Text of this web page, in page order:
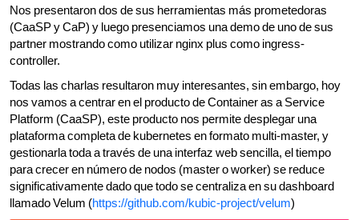
Nos presentaron dos de sus herramientas más prometedoras
(CaaSP y CaP) y luego presenciamos una demo de uno de sus
partner mostrando como utilizar nginx plus como ingress-
controller.
Todas las charlas resultaron muy interesantes, sin embargo, hoy
nos vamos a centrar en el producto de Container as a Service
Platform (CaaSP), este producto nos permite desplegar una
plataforma completa de kubernetes en formato multi-master, y
gestionarla toda a través de una interfaz web sencilla, el tiempo
para crecer en número de nodos (master o worker) se reduce
significativamente dado que todo se centraliza en su dashboard
llamado Velum (https://github.com/kubic-project/velum)